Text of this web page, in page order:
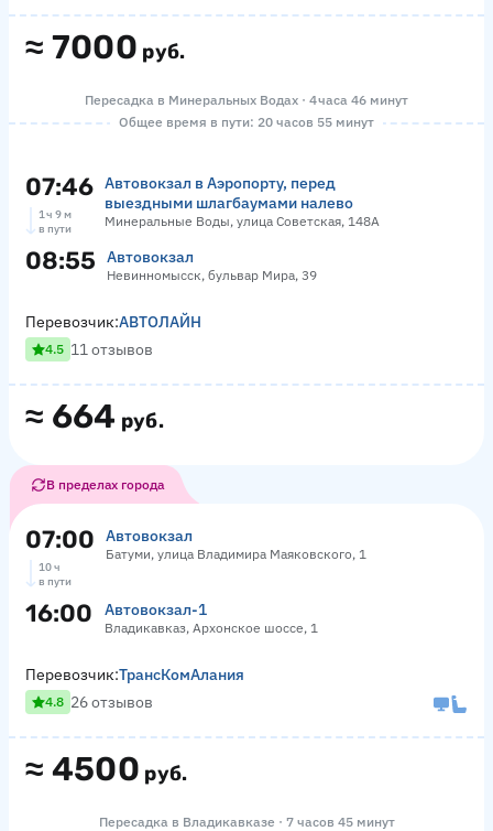
≈ 7000 руб.
Пересадка в Минеральных Водах · 4 часа 46 минут
Общее время в пути: 20 часов 55 минут
07:46 Автовокзал в Аэропорту, перед
выездными шлагбаумами налево
Минеральные Воды, улица Советская, 148А
1 ч 9 м
в пути
08:55 Автовокзал
Невинномысск, бульвар Мира, 39
≈ 664 руб.
Перевозчик:АВТОЛАЙН
4.5 11 отзывов
В пределах города
07:00 Автовокзал
Батуми, улица Владимира Маяковского, 1
10 ч
в пути
16:00 Автовокзал-1
Владикавказ, Архонское шоссе, 1
≈ 4500 руб.
Перевозчик:ТрансКомАлания
4.8 26 отзывов
Пересадка в Владикавказе · 7 часов 45 минут